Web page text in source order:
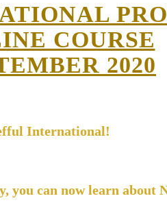
COURSE
2020
International!
you can now learn about